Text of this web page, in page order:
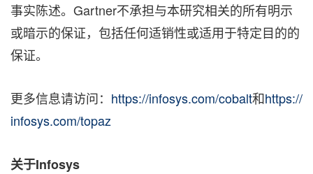
事实陈述。Gartner不承担与本研究相关的所有明示
或暗示的保证，包括任何适销性或适用于特定目的的
保证。
更多信息请访问： https://infosys.com/cobalt和https://
infosys.com/topaz
关于Infosys